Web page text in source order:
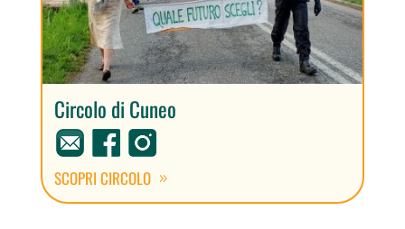
Circolo di Cuneo
SCOPRI CIRCOLO